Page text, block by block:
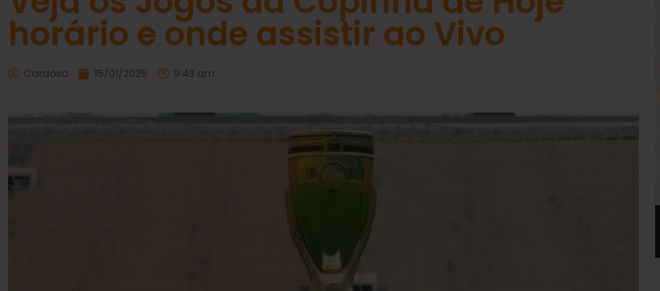
horário e onde assistir ao Vivo
Cardoso 15/01/2025 9:43 am